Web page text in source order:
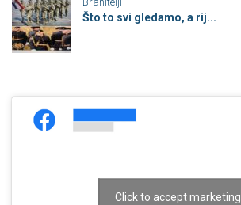
Što to svi gledamo, a rij...
Click to accept marketing